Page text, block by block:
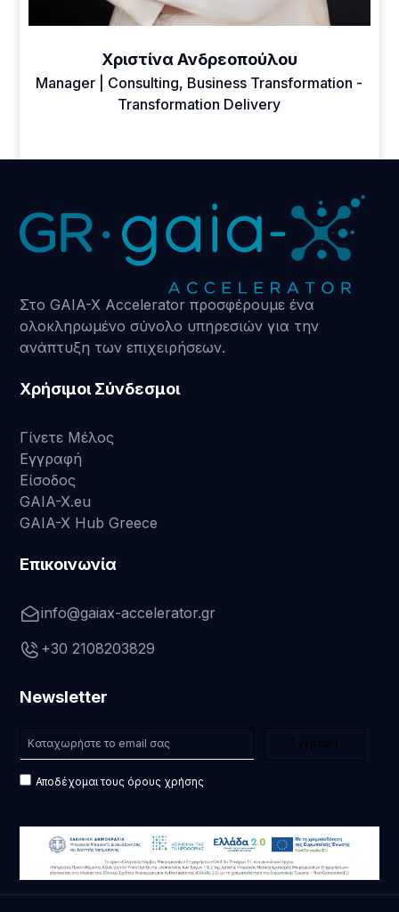
Χριστίνα Ανδρεοπούλου
Manager | Consulting, Business Transformation -
Transformation Delivery
Στο GAIA-X Accelerator προσφέρουμε ένα
ολοκληρωμένο σύνολο υπηρεσιών για την
ανάπτυξη των επιχειρήσεων.
Χρήσιμοι Σύνδεσμοι
Γίνετε Μέλος
Εγγραφή
Είσοδος
GAIA-X.eu
GAIA-X Hub Greece
Επικοινωνία
info@gaiax-accelerator.gr
+30 2108203829
Newsletter
Αποδέχομαι τους όρους χρήσης